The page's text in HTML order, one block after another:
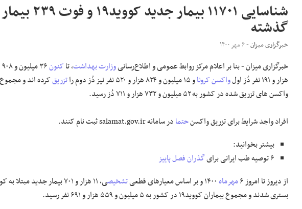
شناسایی
گذشته
خبرگزاری میزان- ۶ مهر ۱۴۰۰
خبرگزاری میزان - بنا بر اعلام مرکز روابط عمومی و اطلاع‌رسانیوزارت بهداشت، تاکنون
۳۶ میلیون و ۹۰۸
هزار و ۱۹۱ نفر دُز اول
واکسنکروناو ۱۵ میلیون و ۸۲۴ هزار و ۵۲۰ نفر نیز دُز دوم را تزریقکرده اند و مجموع
واکسن های تزریق شده در کشور به ۵۲ میلیون و ۷۳۲ هزار و ۷۱۱ دُز رسید.
افراد واجد شرایط برای تزریق واکسنحتمادر سامانه salamat.gov.ir ثبت نام کنند.
بیشتر بخوانید:
۶ توصیه طب ایرانی برای
گذرانفصل پاییز
از دیروز تا امروز ۶ مهرماه۱۴۰۰ و بر اساس معیارهای قطعی تشخیص
بستری شدند و مجموع بیماران کووید۱۹ در کشور به ۵ میلیون و ۵۵۹ هزار و ۶۹۱ نفر رسید.